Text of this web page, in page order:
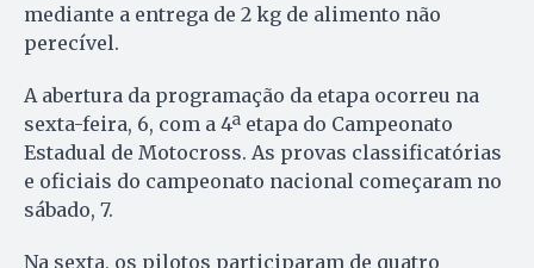
mediante a entrega de 2 kg de alimento não
perecível.
A abertura da programação da etapa ocorreu na
sexta-feira, 6, com a 4ª etapa do Campeonato
Estadual de Motocross. As provas classificatórias
e oficiais do campeonato nacional começaram no
sábado, 7.
Na sexta, os pilotos participaram de quatro